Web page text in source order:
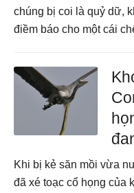
chúng bị coi là quỷ dữ,
điềm báo cho một cái
Khi bị kẻ săn mồi vừa
đã xé toạc cổ họng của